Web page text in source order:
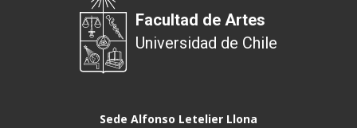
Facultad de Artes
Universidad de Chile
Sede Alfonso Letelier Llona